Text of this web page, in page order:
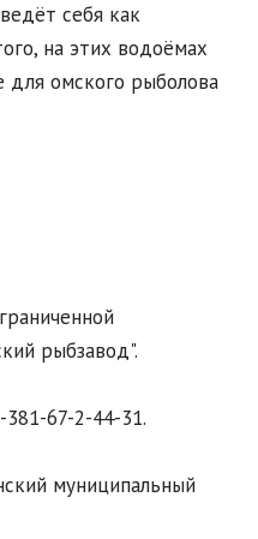
себя как
на этих водоёмах
омского рыболова
рыбзавод".
67-2-44-31.
муниципальный